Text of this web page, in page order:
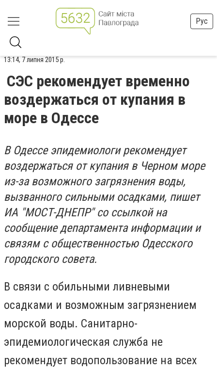
Рус
13:14, 7 липня 2015 р.
СЭС рекомендует временно
воздержаться от купания в
море в Одессе
В Одессе эпидемиологи рекомендует
воздержаться от купания в Черном море
из-за возможного загрязнения воды,
вызванного сильными осадками, пишет
ИА "МОСТ-ДНЕПР" со ссылкой на
сообщение департамента информации и
связям с общественностью Одесского
городского совета.
В связи с обильными ливневыми
осадками и возможным загрязнением
морской воды. Санитарно-
эпидемиологическая служба не
рекомендует водопользование на всех